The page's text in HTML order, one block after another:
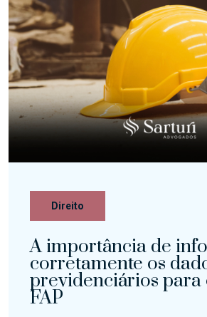
Direito
A importância de
corretamente os
previdenciários para
FAP